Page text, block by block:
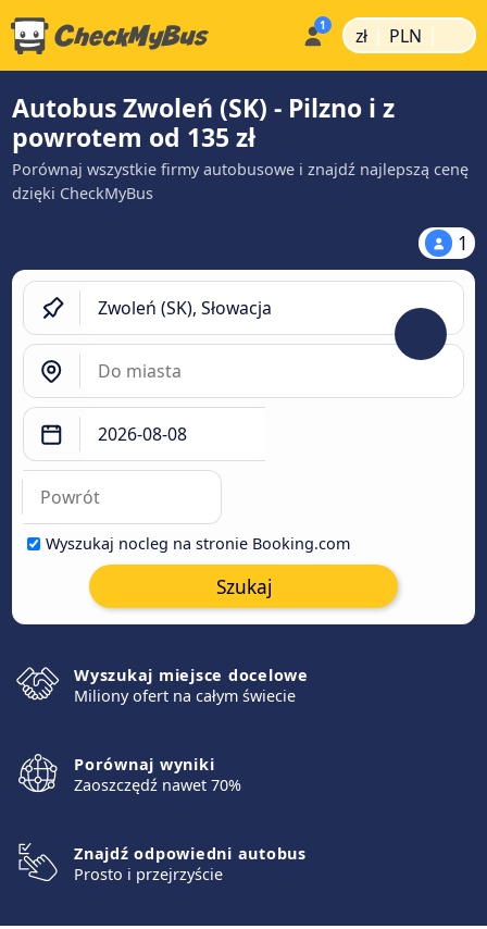
zł | PLN |
Autobus Zwoleń (SK) - Pilzno i z
powrotem od 135 zł
Porównaj wszystkie firmy autobusowe i znajdź najlepszą cenę
dzięki CheckMyBus
1
Wyszukaj nocleg na stronie Booking.com
Szukaj
Wyszukaj miejsce docelowe
Miliony ofert na całym świecie
Porównaj wyniki
Zaoszczędź nawet 70%
Znajdź odpowiedni autobus
Prosto i przejrzyście